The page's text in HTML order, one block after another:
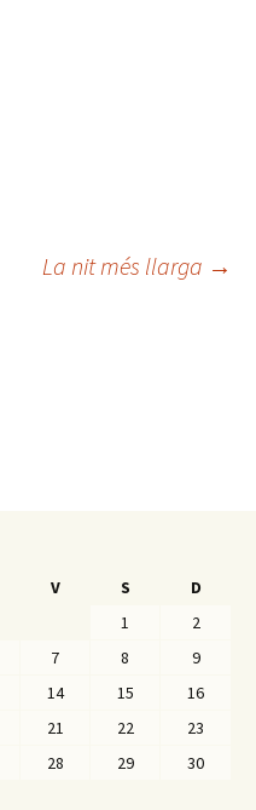
La nit més llarga →
V S
D
1
2
7 8
9
14 15
16
21 22
23
28 29
30